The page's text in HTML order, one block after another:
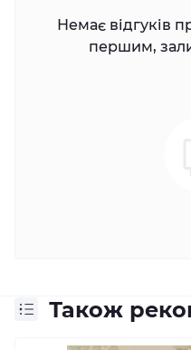
Немає відгуків
першим,
Також